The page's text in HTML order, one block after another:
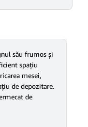
său frumos şi
spaţiu
mesei,
de depozitare.
de